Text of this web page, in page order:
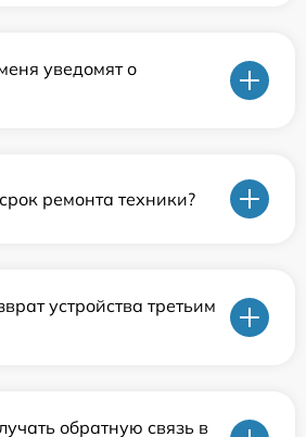
уведомят о
ремонта техники?
устройства третьим
обратную связь в